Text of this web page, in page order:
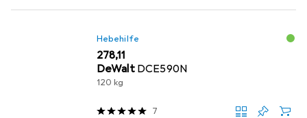
Hebehilfe
EUR
278,11
DeWalt DCE590N
120 kg
7